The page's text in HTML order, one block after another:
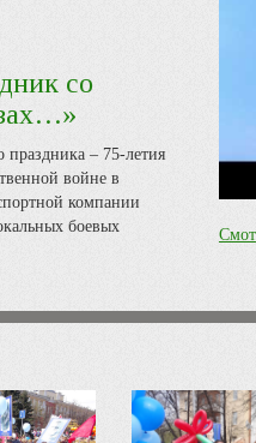
со
– 75-летия
войне в
компании
боевых